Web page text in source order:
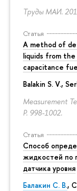
Труды МАИ.
Статья
A method of
liquids from
capacitance
Balakin S. V.,
Measurement
P. 998-1002.
Статья
Способ
жидкостей по
датчика уровня
Балакин С. В.,